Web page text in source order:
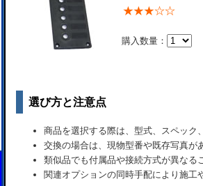
購入数量：
選び方と注意点
商品を選択する際は、型式、スペック
交換の場合は、現物型番や既存写真が
類似品でも付属品や接続方式が異なる
関連オプションの同時手配により施工